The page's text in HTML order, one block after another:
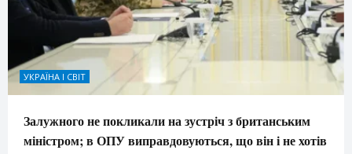
УКРАЇНА І СВІТ
Залужного не покликали на зустріч з британським
міністром; в ОПУ виправдовуються, що він і не хотів